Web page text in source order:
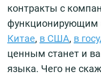
контракты с
функционирующим
Китае, в США, в
ценным станет и
языка. Чего не